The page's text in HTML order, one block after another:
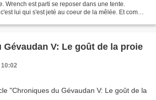
Wrench est parti se reposer dans une tente.
lui qui s'est jeté au coeur de la mêlée. Et comme
V: Le goût de la proie
10:02